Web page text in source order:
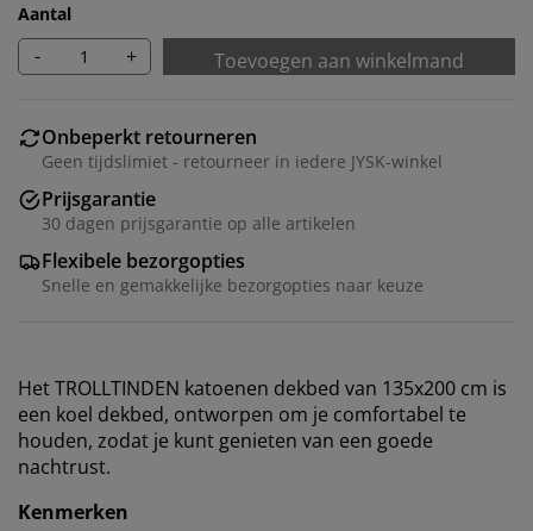
Aantal
- + Toevoegen aan winkelmand
Onbeperkt retourneren
Geen tijdslimiet - retourneer in iedere JYSK-winkel
Prijsgarantie
30 dagen prijsgarantie op alle artikelen
Flexibele bezorgopties
Snelle en gemakkelijke bezorgopties naar keuze
Het TROLLTINDEN katoenen dekbed van 135x200 cm is
een koel dekbed, ontworpen om je comfortabel te
houden, zodat je kunt genieten van een goede
nachtrust.
Kenmerken